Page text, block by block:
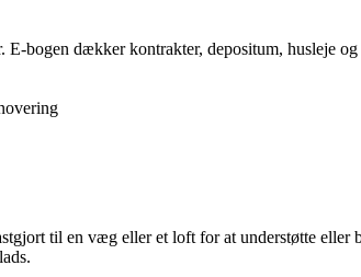
bogen dækker kontrakter, depositum, husleje
til en væg eller et loft for at understøtte